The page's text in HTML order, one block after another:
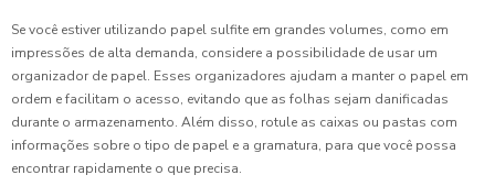
Se você estiver utilizando papel sulfite em grandes volumes, como em
impressões de alta demanda, considere a possibilidade de usar um
organizador de papel. Esses organizadores ajudam a manter o papel em
ordem e facilitam o acesso, evitando que as folhas sejam danificadas
durante o armazenamento. Além disso, rotule as caixas ou pastas com
informações sobre o tipo de papel e a gramatura, para que você possa
encontrar rapidamente o que precisa.